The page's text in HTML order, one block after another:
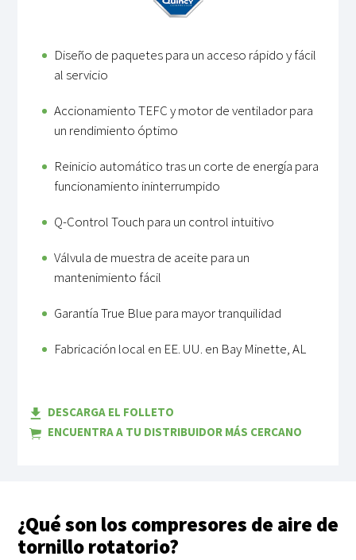
Diseño de paquetes para un acceso rápido y fácil
al servicio
Accionamiento TEFC y motor de ventilador para
un rendimiento óptimo
Reinicio automático tras un corte de energía para
funcionamiento ininterrumpido
Q-Control Touch para un control intuitivo
Válvula de muestra de aceite para un
mantenimiento fácil
Garantía True Blue para mayor tranquilidad
Fabricación local en EE. UU. en Bay Minette, AL
DESCARGA EL FOLLETO
ENCUENTRA A TU DISTRIBUIDOR MÁS CERCANO
¿Qué son los compresores de aire de
tornillo rotatorio?